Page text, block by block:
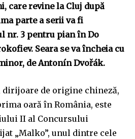
care revine la Cluj după
parte a serii va fi
nr. 3 pentru pian în Do
Seara se va încheia cu
de Antonín Dvořák.
dirijoare de origine chineză,
oară în România, este
II al Concursului
„Malko”, unul dintre cele